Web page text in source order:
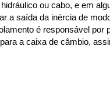
ou cabo, e em
a saída da inércia de
é responsável por
a caixa de câmbio,